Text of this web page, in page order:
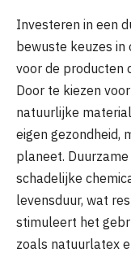
Investeren in een
bewuste keuzes
voor de producten
Door te kiezen
natuurlijke
eigen gezondheid,
planeet.
schadelijke
levensduur, wat
stimuleert het
zoals natuurlatex